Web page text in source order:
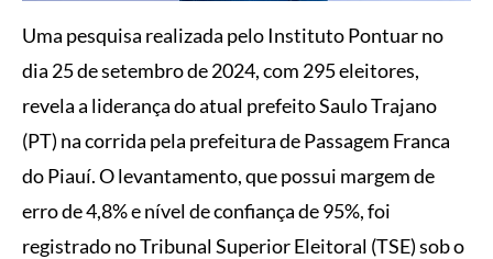
Uma pesquisa realizada pelo Instituto Pontuar no
dia 25 de setembro de 2024, com 295 eleitores,
revela a liderança do atual prefeito Saulo Trajano
(PT) na corrida pela prefeitura de Passagem Franca
do Piauí. O levantamento, que possui margem de
erro de 4,8% e nível de confiança de 95%, foi
registrado no Tribunal Superior Eleitoral (TSE) sob o